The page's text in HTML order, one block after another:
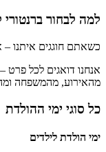
למה לבחור
כשאתם חוגגים איתנו
אנחנו דואגים לכל פרט
מהאירוע, מהמשפחה
כל סוגי ימי ההולדת
ימי הולדת לילדים